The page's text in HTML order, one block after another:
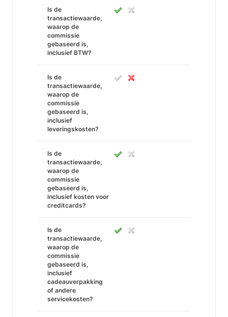
Is de
transactiewaarde,
waarop de
commissie
gebaseerd is,
inclusief BTW?
Is de
transactiewaarde,
waarop de
commissie
gebaseerd is,
inclusief
leveringskosten?
Is de
transactiewaarde,
waarop de
commissie
gebaseerd is,
inclusief kosten voor
creditcards?
Is de
transactiewaarde,
waarop de
commissie
gebaseerd is,
inclusief
cadeauverpakking
of andere
servicekosten?